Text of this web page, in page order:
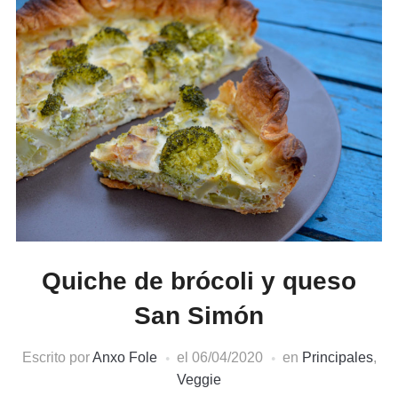
Quiche de brócoli y queso
San Simón
Escrito porAnxo Fole el 06/04/2020 en Principales,
Veggie